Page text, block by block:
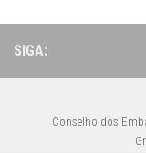
SIGA:
Conselho dos